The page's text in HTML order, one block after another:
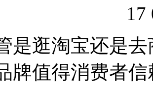
17
是逛淘宝还是
牌值得消费者